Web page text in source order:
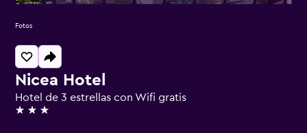
Nicea Hotel
Hotel de 3 estrellas con Wifi gratis
3 estrellas
Fotos